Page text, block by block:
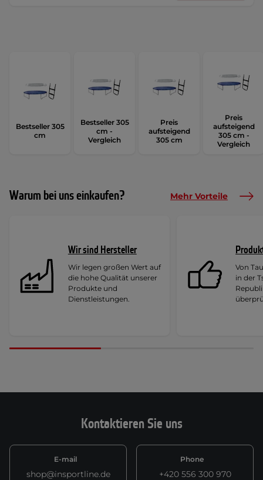
Bestseller 305
cm
Bestseller 305
cm -
Vergleich
Preis
aufsteigend
305 cm
Preis
aufsteigend
305 cm -
Vergleich
Warum bei uns einkaufen? Mehr Vorteile
Wir sind Hersteller
Wir legen großen Wert auf
die hohe Qualität unserer
Produkte und
Dienstleistungen.
Von
in der
Kontaktieren Sie uns
E-mail
shop@insportline.de
Phone
+420 556 300 970